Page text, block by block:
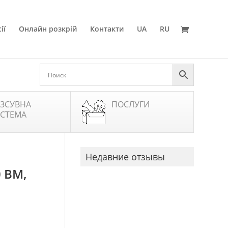
Онлайн розкрій Контакти UA RU
ПОСЛУГИ
Недавние отзывы